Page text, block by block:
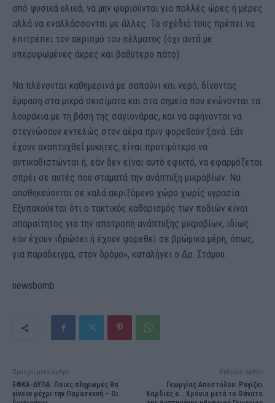
από φυσικά υλικά, να μην φοριούνται για πολλές ώρες ή μέρες
αλλά να εναλλάσσονται με άλλες. Το σχέδιό τους πρέπει να
επιτρέπει τον αερισμό του πέλματος (όχι αυτά με
υπερυψωμένες άκρες και βαθύτερο πάτο).
Να πλένονται καθημερινά με σαπούνι και νερό, δίνοντας
έμφαση στα μικρά σκισίματα και στα σημεία που ενώνονται τα
λουράκια με τη βάση της σαγιονάρας, και να αφήνονται να
στεγνώσουν εντελώς στον αέρα πριν φορεθούν ξανά. Εάν
έχουν αναπτυχθεί μύκητες, είναι προτιμότερο να
αντικαθιστώνται ή, εάν δεν είναι αυτό εφικτό, να εφαρμόζεται
σπρέι σε αυτές που σταματά την ανάπτυξη μικροβίων. Να
αποθηκεύονται σε καλά αεριζόμενο χώρο χωρίς υγρασία.
Εξυπακούεται ότι ο τακτικός καθαρισμός των ποδιών είναι
απαραίτητος για την αποτροπή ανάπτυξης μικροβίων, ιδίως
εάν έχουν ιδρώσει ή έχουν φορεθεί σε βρώμικα μέρη, όπως,
για παράδειγμα, στον δρόμο», καταλήγει ο Δρ. Στάμου.
newsbomb
Προηγούμενο άρθρο
ΕΦΚΑ-ΔΥΠΑ: Ποιες πληρωμές θα
γίνουν μέχρι την Παρασκευή – Οι
Επόμενο άρθρο
Γεωργίας Αποστόλου: Ραγίζει
Καρδιές ο… Χρόνια μετά το Θάνατο